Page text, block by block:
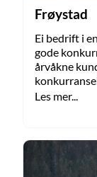
Frøystad
Ei bedrift i
gode
årvåkne
Les mer...